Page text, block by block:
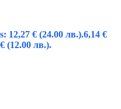
12,27 € (24.00 лв.).6,14 €
(12.00 лв.).